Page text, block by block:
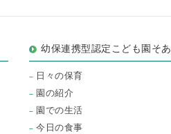
幼保連携型認定こども園そあ
日々の保育
園の紹介
園での生活
今日の食事